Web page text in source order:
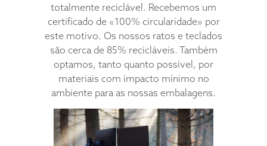
totalmente reciclável. Recebemos um
certificado de «100% circularidade» por
este motivo. Os nossos ratos e teclados
são cerca de 85% recicláveis. Também
optamos, tanto quanto possível, por
materiais com impacto mínimo no
ambiente para as nossas embalagens.